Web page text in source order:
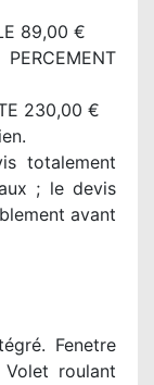
89,00 €
230,00 €
totalement
; le devis
avant
Fenetre
roulant